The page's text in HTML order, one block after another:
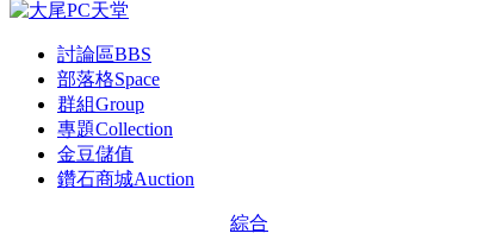
討論區BBS
部落格Space
群組Group
專題Collection
金豆儲值
鑽石商城Auction
綜合